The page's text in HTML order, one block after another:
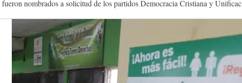
nombrados a solicitud de los partidos Democracia Cristiana y